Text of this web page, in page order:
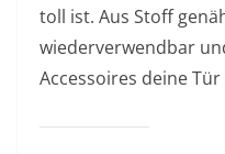
toll ist. Aus Stoff
wiederverwendbar
Accessoires deine